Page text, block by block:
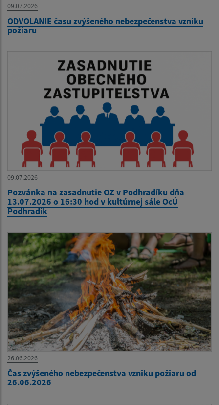
09.07.2026
ODVOLANIE času zvýšeného nebezpečenstva vzniku
požiaru
09.07.2026
Pozvánka na zasadnutie OZ v Podhradíku dňa
13.07.2026 o 16:30 hod v kultúrnej sále OcÚ
Podhradík
26.06.2026
Čas zvýšeného nebezpečenstva vzniku požiaru od
26.06.2026